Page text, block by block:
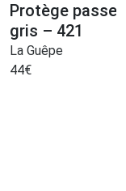
Protège
gris – 421
La Guêpe
44€